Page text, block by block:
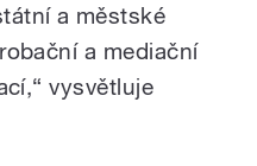
a městské
a mediační
vysvětluje